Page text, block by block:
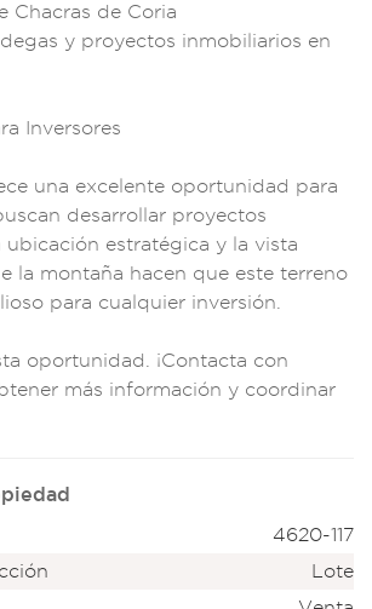
Chacras de Coria
as y proyectos inmobiliarios en
Inversores
una excelente oportunidad para
scan desarrollar proyectos
ubicación estratégica y la vista
la montaña hacen que este terreno
para cualquier inversión.
oportunidad. ¡Contacta con
er más información y coordinar
4620-117
Lote